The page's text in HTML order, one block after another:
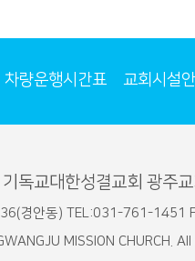
차량운행시간표 교회시설
기독교대한성결교회 광주교
경안동) TEL:031-761-
MISSION CHURCH.